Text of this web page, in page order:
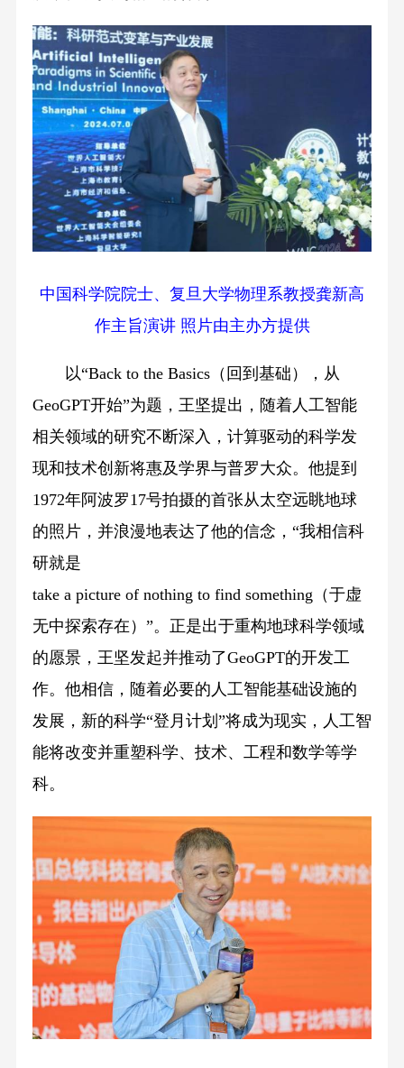
中国科学院院士、复旦大学物理系教授龚新高
作主旨演讲 照片由主办方提供
以“Back to the Basics（回到基础），从
GeoGPT开始”为题，王坚提出，随着人工智能
相关领域的研究不断深入，计算驱动的科学发
现和技术创新将惠及学界与普罗大众。他提到
1972年阿波罗17号拍摄的首张从太空远眺地球
的照片，并浪漫地表达了他的信念，“我相信科
研就是
take a picture of nothing to find something（于虚
无中探索存在）”。正是出于重构地球科学领域
的愿景，王坚发起并推动了GeoGPT的开发工
作。他相信，随着必要的人工智能基础设施的
发展，新的科学“登月计划”将成为现实，人工智
能将改变并重塑科学、技术、工程和数学等学
科。